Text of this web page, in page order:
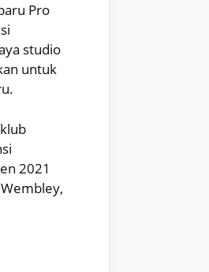
Pro
studio
untuk
2021